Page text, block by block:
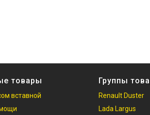
товары
вставной
Группы
Renault Duster
Lada Largus